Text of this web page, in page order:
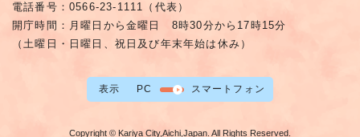
電話番号：0566-23-1111（代表）
開庁時間：月曜日から金曜日 8時30分から17時15分
（土曜日・日曜日、祝日及び年末年始は休み）
表示 PC スマートフォン
Copyright © Kariya City,Aichi,Japan. All Rights Reserved.